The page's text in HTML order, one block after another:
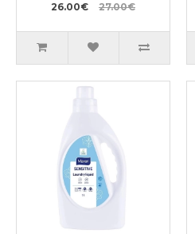
26.00€ 27.00€